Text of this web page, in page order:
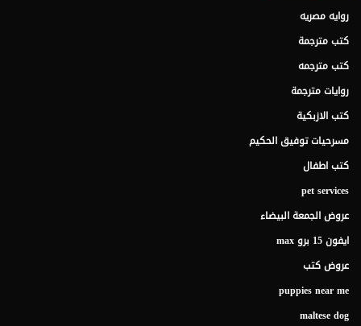
روايه مصريه
كتب مترجمة
كتب مترجمه
روايات مترجمة
كتب الازبكية
مسرحيات توفيق الحكيم
كتب اطفال
pet services
عروض الجمعة البيضاء
ايفون 15 برو max
عروض كتب
puppies near me
maltese dog